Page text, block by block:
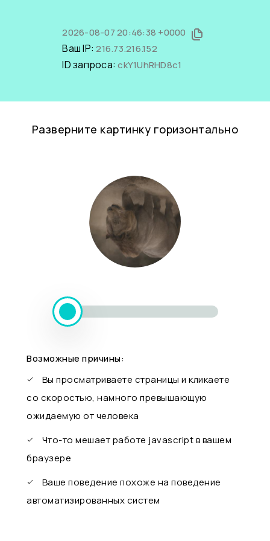
2026-08-07 20:46:38 +0000
Ваш IP:216.73.216.152
ID запроса:ckY1UhRHD8c1
Разверните картинку горизонтально
Возможные причины:
Вы просматриваете страницы и кликаете
со скоростью, намного превышающую
ожидаемую от человека
Что-то мешает работе javascript в вашем
браузере
Ваше поведение похоже на поведение
автоматизированных систем